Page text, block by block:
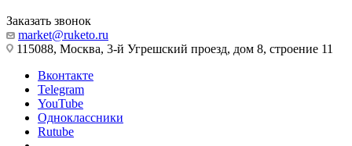
Заказать звонок
market@ruketo.ru
115088, Москва, 3-й Угрешский проезд, дом 8, строение 11
Вконтакте
Telegram
YouTube
Одноклассники
Rutube